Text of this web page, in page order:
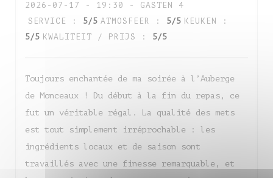
2026-07-17
- 19:30 - GASTEN 4
SERVICE
: 5/5 ATMOSFEER : 5/5 KEUKEN
:
5/5 KWALITEIT / PRIJS : 5/5
Toujours enchantée de ma soirée à l’Auberge
de Monceaux ! Du début à la fin du repas, ce
fut un véritable régal. La qualité des mets
est tout simplement irréprochable : les
ingrédients locaux et de saison sont
travaillés avec une finesse remarquable, et